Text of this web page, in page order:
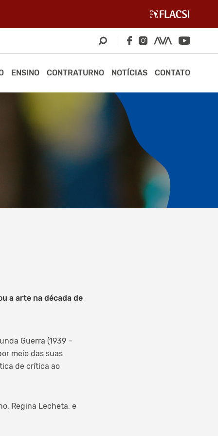
ENSINO CONTRATURNO NOTÍCIAS CONTATO
a arte na década de
Guerra (1939 –
meio das suas
de crítica ao
Regina Lecheta, e